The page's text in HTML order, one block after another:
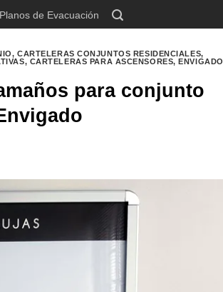
Planos de Evacuación
,CARTELERAS CONJUNTOS RESIDENCIALES,
, CARTELERAS PARA ASCENSORES,ENVIGADO
para conjunto